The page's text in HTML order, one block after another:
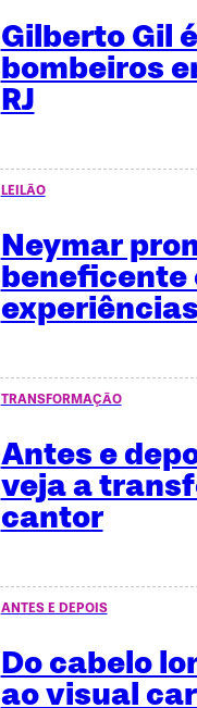
Gilberto Gil
bombeiros
RJ
LEILÃO
Neymar
beneficente
TRANSFORMAÇÃO
Antes e
veja a
cantor
ANTES E DEPOIS
Do cabelo
ao visual